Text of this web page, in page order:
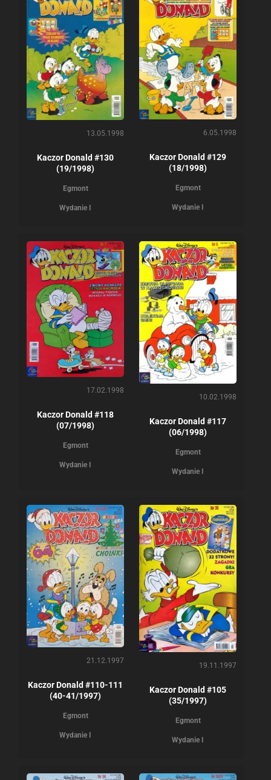
13.05.1998
Kaczor Donald #130
(19/1998)
Egmont
Wydanie I
6.05.1998
Kaczor Donald #129
(18/1998)
Egmont
Wydanie I
17.02.1998
Kaczor Donald #118
(07/1998)
Egmont
Wydanie I
10.02.1998
Kaczor Donald #117
(06/1998)
Egmont
Wydanie I
21.12.1997
Kaczor Donald #110-111
(40-41/1997)
Egmont
Wydanie I
19.11.1997
Kaczor Donald #105
(35/1997)
Egmont
Wydanie I